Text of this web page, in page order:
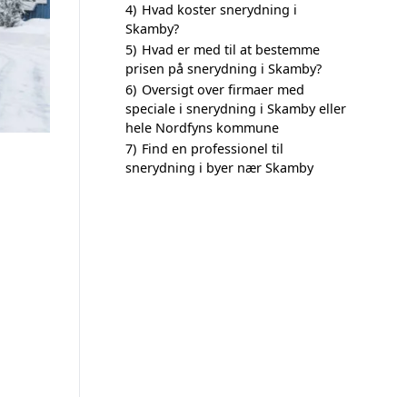
4) Hvad koster snerydning i
Skamby?
5) Hvad er med til at bestemme
prisen på snerydning i Skamby?
6) Oversigt over firmaer med
speciale i snerydning i Skamby eller
hele Nordfyns kommune
7) Find en professionel til
snerydning i byer nær Skamby